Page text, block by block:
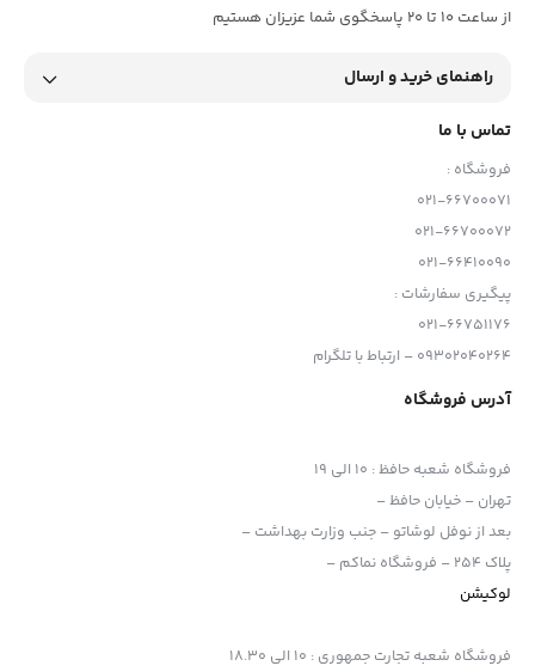
از ساعت 10 تا 20 پاسخگوی شما عزیزان هستیم
راهنمای خرید و ارسال
تماس با ما
فروشگاه :
021-66700071
021-66700072
021-66410090
پیگیری سفارشات :
021-66751176
09302040264 – ارتباط با تلگرام
آدرس فروشگاه
فروشگاه شعبه حافظ: 10 الی 19
تهران – خیابان حافظ –
بعد از نوفل لوشاتو – جنب وزارت بهداشت –
پلاک 254 – فروشگاه نماکم –
لوکیشن
فروشگاه شعبه تجارت جمهوری : 10 الی 18.30